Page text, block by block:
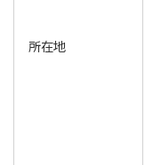
所在地